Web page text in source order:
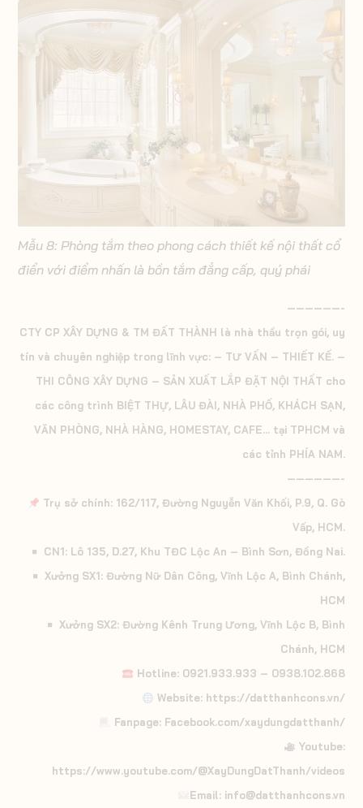
Mẫu 8: Phòng tắm theo phong cách thiết kế nội thất cổ
điển với điểm nhấn là bồn tắm đẳng cấp, quý phái
——————-
CTY CP XÂY DỰNG & TM ĐẤT THÀNH là nhà thầu trọn gói, uy
tín và chuyên nghiệp trong lĩnh vực: – TƯ VẤN – THIẾT KẾ. –
THI CÔNG XÂY DỰNG – SẢN XUẤT LẮP ĐẶT NỘI THẤT cho
các công trình BIỆT THỰ, LÂU ĐÀI, NHÀ PHỐ, KHÁCH SẠN,
VĂN PHÒNG, NHÀ HÀNG, HOMESTAY, CAFE… tại TPHCM và
các tỉnh PHÍA NAM.
——————-
Trụ sở chính: 162/117, Đường Nguyễn Văn Khối, P.9, Q. Gò
Vấp, HCM.
CN1: Lô 135, D.27, Khu TĐC Lộc An – Bình Sơn, Đồng Nai.
Xưởng SX1: Đường Nữ Dân Công, Vĩnh Lộc A, Bình Chánh,
HCM
Xưởng SX2: Đường Kênh Trung Ương, Vĩnh Lộc B, Bình
Chánh, HCM
Hotline: 0921.933.933 – 0938.102.868
Website: https://datthanhcons.vn/
Fanpage: Facebook.com/xaydungdatthanh/
Youtube:
https://www.youtube.com/@XayDungDatThanh/videos
Email: info@datthanhcons.vn